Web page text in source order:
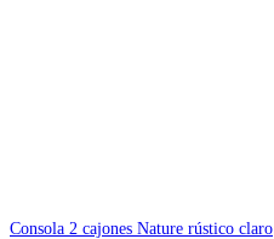
Consola 2 cajones Nature rústico claro